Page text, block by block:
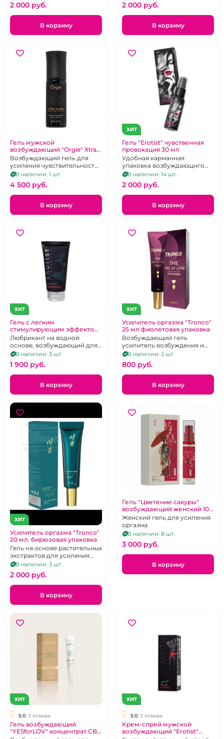
2 000 pуб.
В корзину
2 000 pуб.
В корзину
Гель мужской
возбуждающий "Orgie" Xtra
hard
Возбуждающий гель для
усиления чувствительности
и эрекции, 50 мл
В наличии: 1 шт.
4 500 pуб.
В корзину
ХИТ
Гель "Erotist" чувственная
провокация 30 мл
Удобная карманная
упаковка возбуждающнго
крема.Объем -30 мл.
В наличии: 14 шт.
2 000 pуб.
В корзину
ХИТ
Гель с легким
стимулирующим эффектом
"Erotist" Magic sense
Любрикант на водной
основе, возбуждающий для
женщин 50 мл
В наличии: 3 шт.
1 900 pуб.
В корзину
ХИТ
Усилитель оргазма "Tronco"
25 мл фиолетовая упаковка
Возбуждающий гель
усилитель возбуждения и
оргазма с эффектом сужения
влагалища.
В наличии: 2 шт.
800 pуб.
В корзину
ХИТ
Усилитель оргазма "Tronco"
20 мл. бирюзовая упаковка
Гель на основе растительных
экстрактов для усиления
оргазма
В наличии: 3 шт.
2 000 pуб.
В корзину
Гель "Цветение сакуры"
возбуждающий женский 10
мл
Женский гель для усиления
оргазма.
В наличии: 8 шт.
3 000 pуб.
В корзину
ХИТ
5.0 3 отзыва
Гель возбуждающий
"YESforLOV" концентрат CBD
ХИТ
5.0 2 отзыва
Крем-спрей мужской
возбуждающий "Erotist"